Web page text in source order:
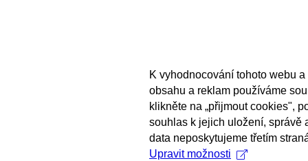
K vyhodnocování tohoto webu
obsahu a reklam používáme
klikněte na „přijmout cookies",
souhlas k jejich uložení, správě
data neposkytujeme třetím
Upravit možnosti